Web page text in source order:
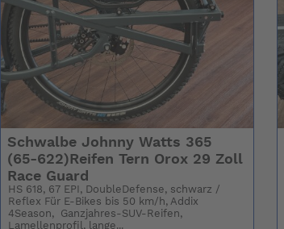
Schwalbe Johnny Watts 365
(65-622)Reifen Tern Orox 29 Zoll
Race Guard
HS 618, 67 EPI, DoubleDefense, schwarz /
Reflex Für E-Bikes bis 50 km/h, Addix
4Season, Ganzjahres-SUV-Reifen,
Lamellenprofil, lange...